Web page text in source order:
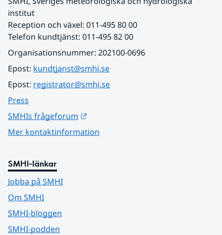
institut
Reception och växel: 011-495 80 00
Telefon kundtjänst: 011-495 82 00
Organisationsnummer: 202100-0696
Epost: kundtjanst@smhi.se
Epost: registrator@smhi.se
Press
SMHIs frågeforum
Mer kontaktinformation
SMHI-länkar
Jobba på SMHI
Om SMHI
SMHI-bloggen
SMHI-podden